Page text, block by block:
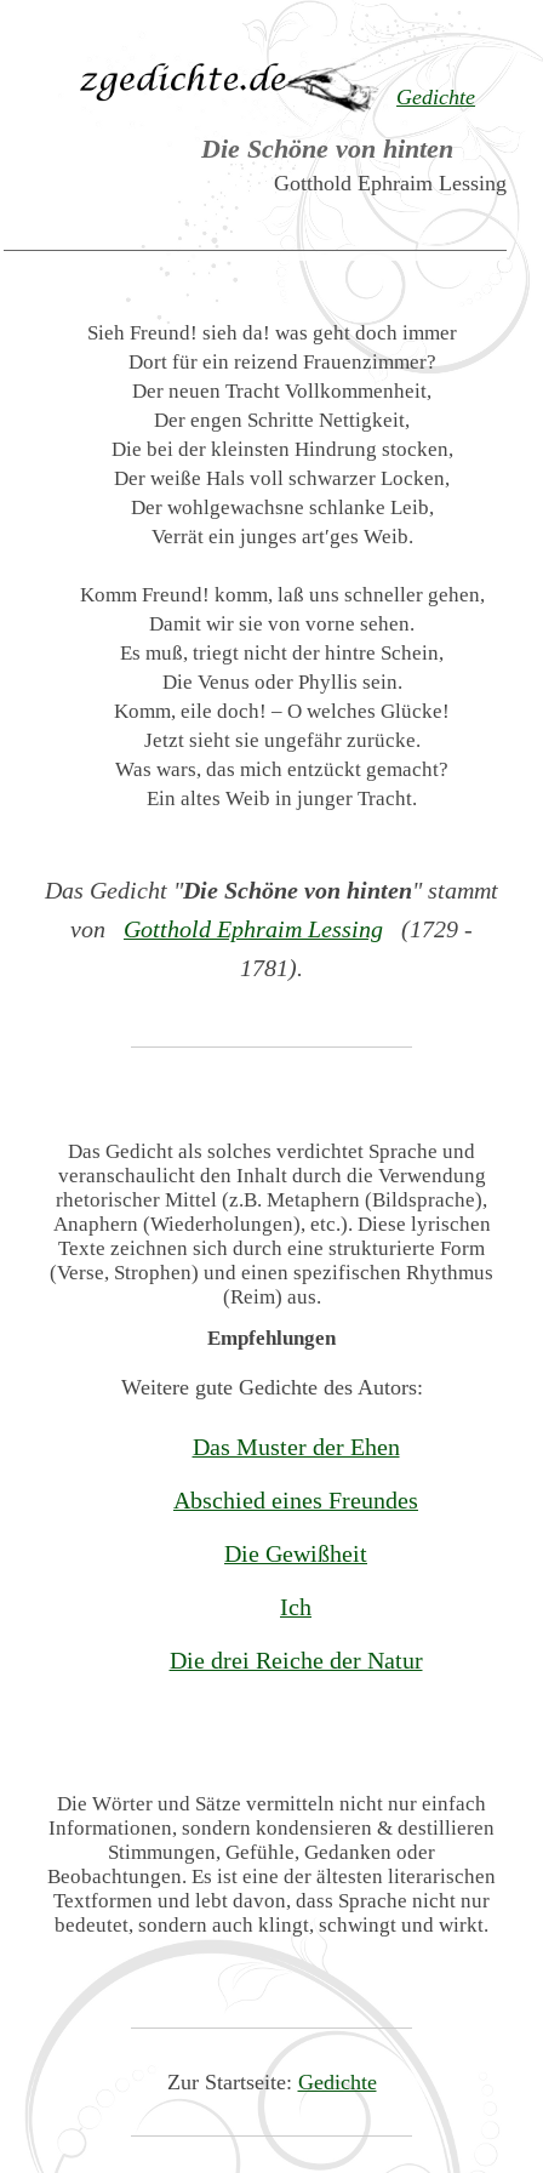
Gedichte
Die Schöne von hinten
Gotthold Ephraim Lessing
Sieh Freund! sieh da! was geht doch immer
Dort für ein reizend Frauenzimmer?
Der neuen Tracht Vollkommenheit,
Der engen Schritte Nettigkeit,
Die bei der kleinsten Hindrung stocken,
Der weiße Hals voll schwarzer Locken,
Der wohlgewachsne schlanke Leib,
Verrät ein junges art′ges Weib.
Komm Freund! komm, laß uns schneller gehen,
Damit wir sie von vorne sehen.
Es muß, triegt nicht der hintre Schein,
Die Venus oder Phyllis sein.
Komm, eile doch! – O welches Glücke!
Jetzt sieht sie ungefähr zurücke.
Was wars, das mich entzückt gemacht?
Ein altes Weib in junger Tracht.
Das Gedicht "Die Schöne von hinten" stammt
von
Gotthold Ephraim Lessing (1729 -
1781).
Das Gedicht als solches verdichtet Sprache und
veranschaulicht den Inhalt durch die Verwendung
rhetorischer Mittel (z.B. Metaphern (Bildsprache),
Anaphern (Wiederholungen), etc.). Diese lyrischen
Texte zeichnen sich durch eine strukturierte Form
(Verse, Strophen) und einen spezifischen Rhythmus
(Reim) aus.
Empfehlungen
Weitere gute Gedichte des Autors:
Das Muster der Ehen
Abschied eines Freundes
Die Gewißheit
Ich
Die drei Reiche der Natur
Die Wörter und Sätze vermitteln nicht nur einfach
Informationen, sondern kondensieren & destillieren
Stimmungen, Gefühle, Gedanken oder
Beobachtungen. Es ist eine der ältesten literarischen
Textformen und lebt davon, dass Sprache nicht nur
bedeutet, sondern auch klingt, schwingt und wirkt.
Zur Startseite: Gedichte